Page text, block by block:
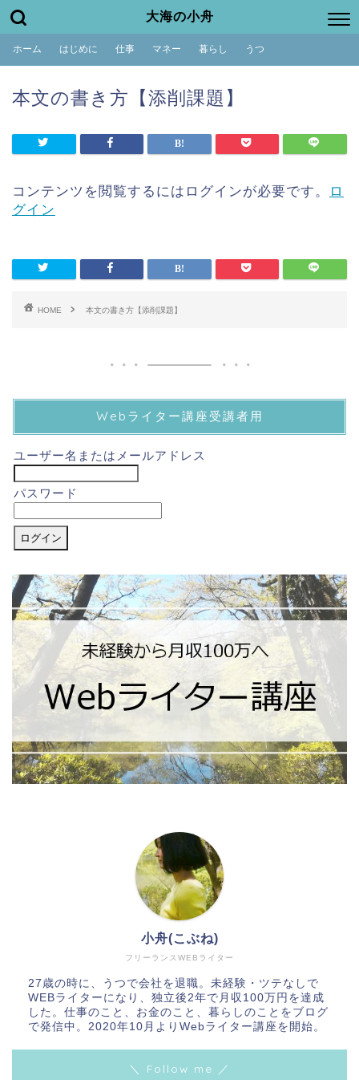
大海の小舟
ホーム はじめに 仕事 マネー 暮らし うつ
本文の書き方【添削課題】
コンテンツを閲覧するにはログインが必要です。
ロ
グイン
HOME 本文の書き方【添削課題】
Webライター講座受講者用
ユーザー名またはメールアドレス
パスワード
フリーランスWEBライター
小舟(こぶね)
27歳の時に、うつで会社を退職。未経験・ツテなしで
WEBライターになり、独立後2年で月収100万円を達成
した。仕事のこと、お金のこと、暮らしのことをブログ
で発信中。2020年10月よりWebライター講座を開始。
＼ Follow me ／